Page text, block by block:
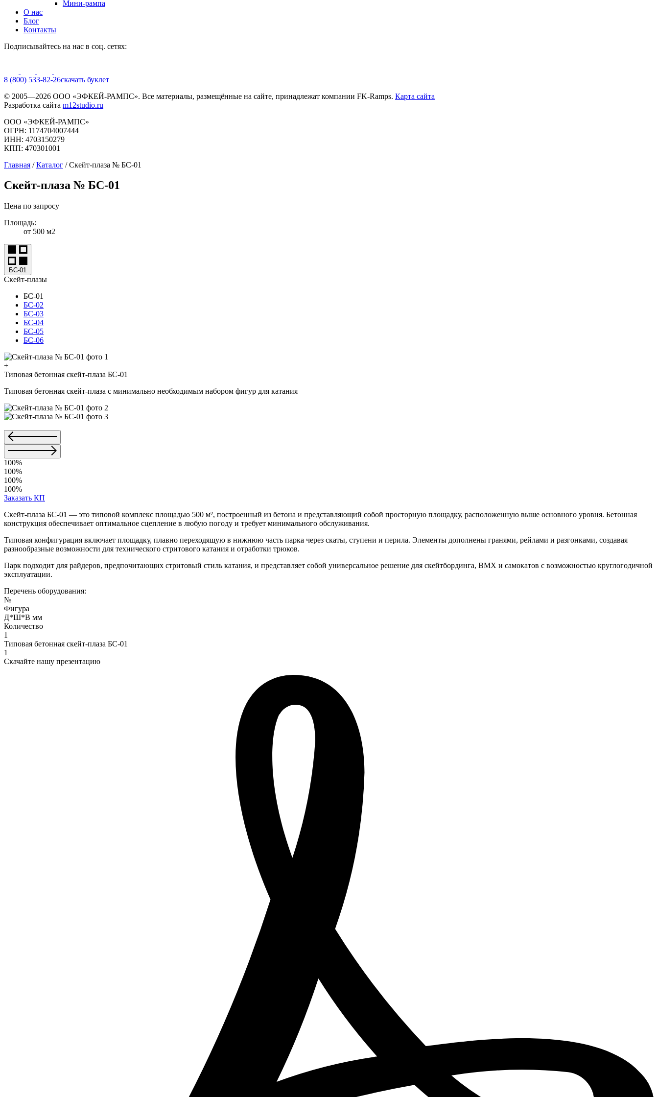
Мини-рампа
О нас
Блог
Контакты
Подписывайтесь на нас в соц. сетях:
8 (800) 533-82-26cкачать буклет
© 2005—2026 ООО «ЭФКЕЙ-РАМПС». Все материалы, размещённые на сайте, принадлежат компании FK-Ramps. Карта сайта
Разработка сайта m12studio.ru
ООО «ЭФКЕЙ-РАМПС»
ОГРН: 1174704007444
ИНН: 4703150279
КПП: 470301001
Главная /Каталог /Скейт‑плаза № БС‑01
Скейт‑плаза № БС‑01
Цена по запросу
Площадь:
от 500 м2
БС-01
Скейт‑плазы
БС-01
БС-02
БС-03
БС-04
БС-05
БС-06
+
Типовая бетонная скейт-плаза БС-01
Типовая бетонная скейт-плаза с минимально необходимым набором фигур для катания
100%
100%
100%
100%
Заказать КП
Скейт-плаза БС-01 — это типовой комплекс площадью 500 м², построенный из бетона и представляющий собой просторную площадку, расположенную выше основного уровня. Бетонная
конструкция обеспечивает оптимальное сцепление в любую погоду и требует минимального обслуживания.
Типовая конфигурация включает площадку, плавно переходящую в нижнюю часть парка через скаты, ступени и перила. Элементы дополнены гранями, рейлами и разгонками, создавая
разнообразные возможности для технического стритового катания и отработки трюков.
Парк подходит для райдеров, предпочитающих стритовый стиль катания, и представляет собой универсальное решение для скейтбординга, BMX и самокатов с возможностью круглогодичной
эксплуатации.
Перечень оборудования:
№
Фигура
Д*Ш*В мм
Количество
1
Типовая бетонная скейт-плаза БС-01
1
Скачайте нашу презентацию